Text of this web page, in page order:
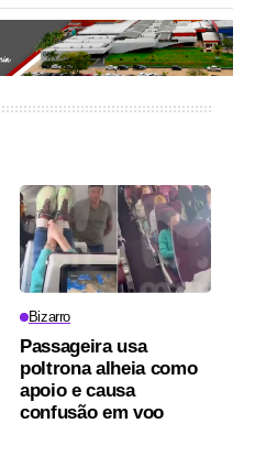
Bizarro
Passageira usa
poltrona alheia como
apoio e causa
confusão em voo